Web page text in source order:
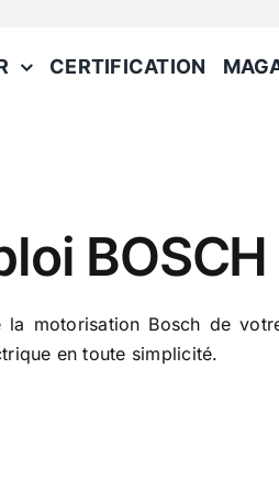
CERTIFICATION
motorisation Bosch de
en toute simplicité.